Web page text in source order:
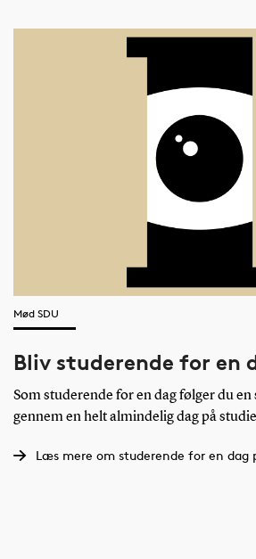
Mød SDU
Bliv studerende for en
Som studerende for en dag følger du en
gennem en helt almindelig dag på
Læs mere om studerende for en dag